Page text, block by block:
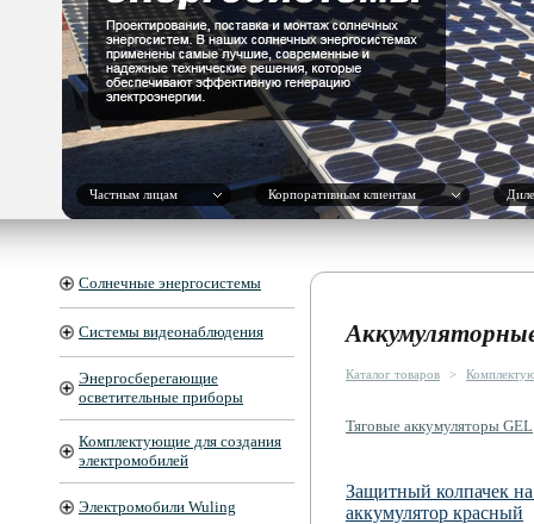
Частным лицам Корпоративным клиентам
Солнечные энергосистемы
Системы видеонаблюдения
Энергосберегающие
осветительные приборы
Комплектующие для создания
электромобилей
Электромобили Wuling
Каталог товаров >
Тяговые аккумуляторы GEL
Защитный колпачек
аккумулятор красный